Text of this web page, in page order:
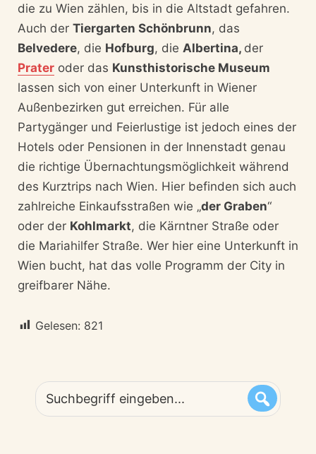
die zu Wien zählen, bis in die Altstadt gefahren.
Auch der Tiergarten Schönbrunn, das
Belvedere, die Hofburg, die Albertina, der
Prater oder das Kunsthistorische Museum
lassen sich von einer Unterkunft in Wiener
Außenbezirken gut erreichen. Für alle
Partygänger und Feierlustige ist jedoch eines der
Hotels oder Pensionen in der Innenstadt genau
die richtige Übernachtungsmöglichkeit während
des Kurztrips nach Wien. Hier befinden sich auch
zahlreiche Einkaufsstraßen wie „der Graben“
oder der Kohlmarkt, die Kärntner Straße oder
die Mariahilfer Straße. Wer hier eine Unterkunft in
Wien bucht, hat das volle Programm der City in
greifbarer Nähe.
Gelesen: 821
Suchbegriff
eingeben...